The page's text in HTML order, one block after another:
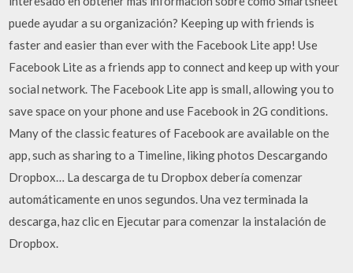
puede ayudar a su organización? Keeping up with friends is
faster and easier than ever with the Facebook Lite app! Use
Facebook Lite as a friends app to connect and keep up with your
social network. The Facebook Lite app is small, allowing you to
save space on your phone and use Facebook in 2G conditions.
Many of the classic features of Facebook are available on the
app, such as sharing to a Timeline, liking photos Descargando
Dropbox… La descarga de tu Dropbox debería comenzar
automáticamente en unos segundos. Una vez terminada la
descarga, haz clic en Ejecutar para comenzar la instalación de
Dropbox.